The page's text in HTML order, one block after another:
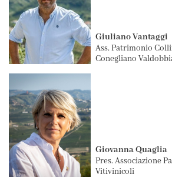
Giuliano Vantaggi
Ass. Patrimonio
Conegliano
Giovanna Quaglia
Pres. Associazione
Vitivinicoli